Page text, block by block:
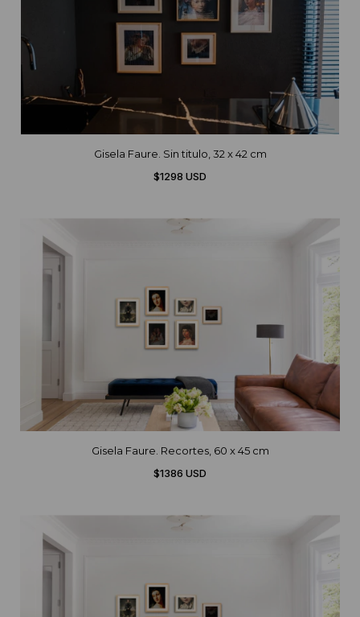
Gisela Faure. Sin titulo, 32 x 42 cm
$1298 USD
Gisela Faure. Recortes, 60 x 45 cm
$1386 USD